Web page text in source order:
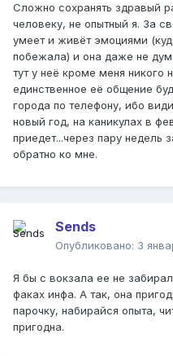
Сложно сохранять здравый
человеку, не опытный я. За
умеет и живёт эмоциями
побежала) и она даже не
тут у неё кроме меня никого
единственное её общение
города по телефону, ибо
новый год, на каникулах в
приедет...через пару недель
обратно ко мне.
Sends
Опубликовано: 3
Я бы с вокзала ее не
факах инфа. А так, она
парочку, набирайся опыта,
пригодна.